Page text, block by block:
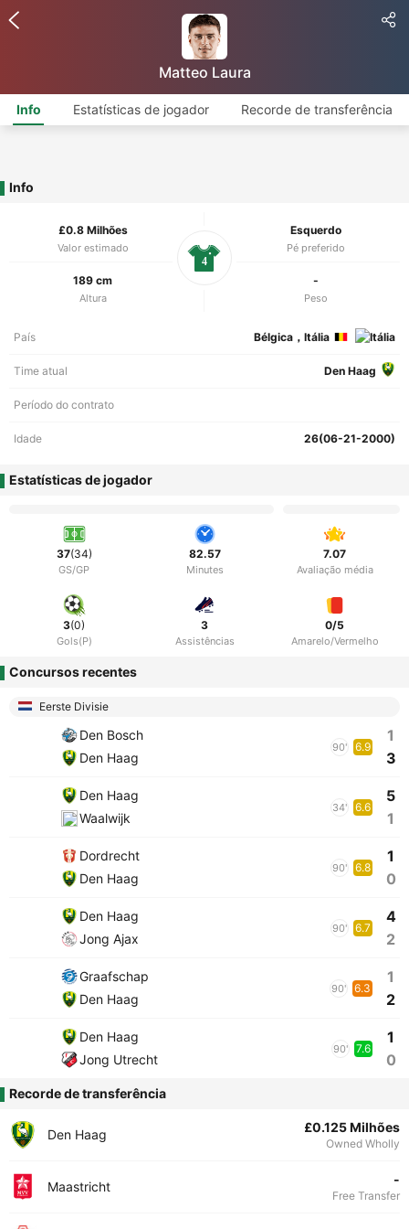
Matteo Laura
Info Estatísticas de jogador Recorde de transferência
Info
£0.8 Milhões
Valor estimado
Esquerdo
Pé preferido
189 cm
Altura
-
Peso
4
País Bélgica，Itália
Time atual Den Haag
Período do contrato
Idade 26(06-21-2000)
Estatísticas de jogador
37(34)
GS/GP
82.57
Minutes
7.07
Avaliação média
3(0)
Gols(P)
3
Assistências
0/5
Amarelo/Vermelho
Concursos recentes
Eerste Divisie
Den Bosch
Den Haag
90' 6.9
1
3
Den Haag
Waalwijk
34' 6.6
5
1
Dordrecht
Den Haag
90' 6.8
1
0
Den Haag
Jong Ajax
90' 6.7
4
2
Graafschap
Den Haag
90' 6.3
1
2
Den Haag
Jong Utrecht
90' 7.6
1
0
Recorde de transferência
Den Haag £0.125 Milhões
Owned Wholly
Maastricht -
Free Transfer